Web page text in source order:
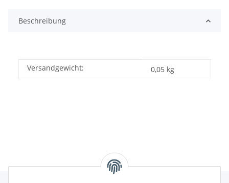
Beschreibung
Produkteigenschaft
Wert
Versandgewicht: 0,05 kg